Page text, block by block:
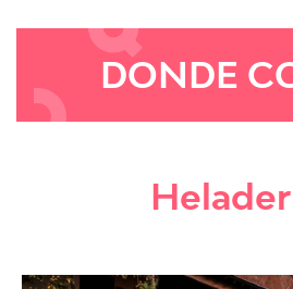
DONDE